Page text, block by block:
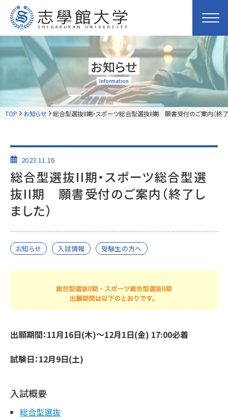
お知らせ
Information
TOP お知らせ 総合型選抜II期・スポーツ総合型選抜II期 願書受付のご案内（終了
2023.11.16
総合型選抜II期・スポーツ総合型選
抜II期 願書受付のご案内（終了し
ました）
お知らせ 入試情報 受験生の方へ
出願期間：11月16日(木)～12月1日(金) 17:00必着
試験日：12月9日(土)
入試概要
総合型選抜